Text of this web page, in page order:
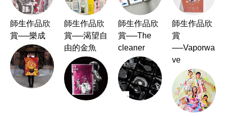
師生作品欣
賞──樂成
師生作品欣
賞──渴望自
由的金魚
師生作品欣
賞──The
cleaner
師生作品欣
賞
──Vaporwa
ve